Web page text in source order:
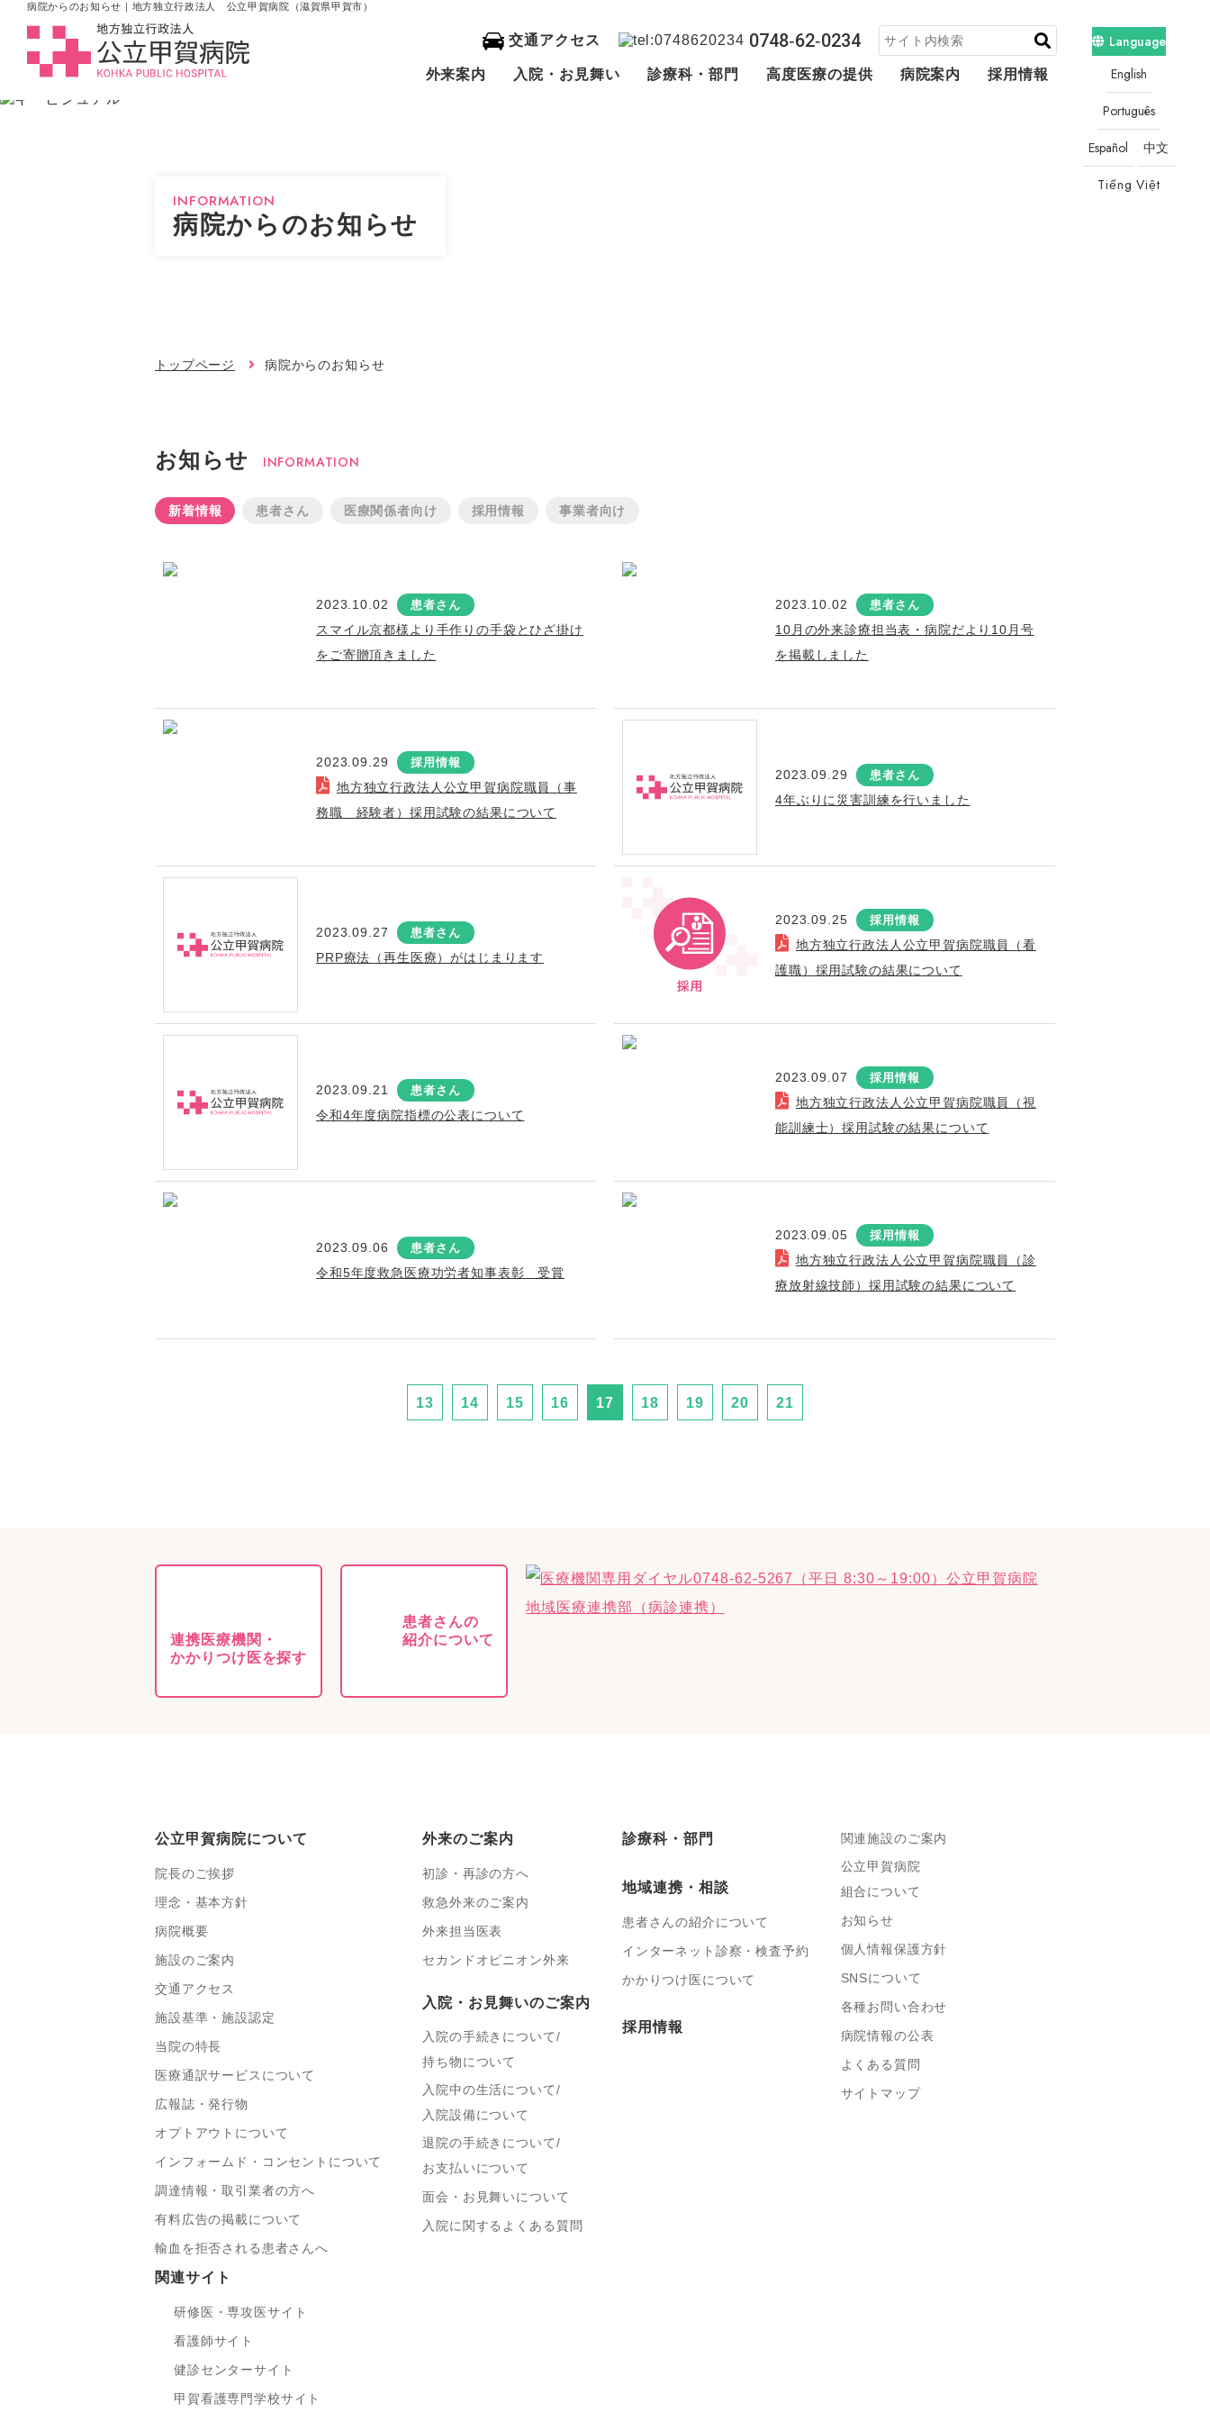
病院からのお知らせ｜地方独立行政法人 公立甲賀病院（滋賀県甲賀市）
交通アクセス 0748‐62‐0234
Language
English
Português
Español 中文
Tiếng Việt
外来案内 入院・お見舞い 診療科・部門 高度医療の提供 病院案内 採用情報 地域連携・相談
INFORMATION
病院からのお知らせ
トップページ 病院からのお知らせ
お知らせ INFORMATION
新着情報 患者さん 医療関係者向け 採用情報 事業者向け
2023.10.02 患者さん
スマイル京都様より手作りの手袋とひざ掛け
をご寄贈頂きました
2023.10.02 患者さん
10月の外来診療担当表・病院だより10月号
を掲載しました
2023.09.29 採用情報
地方独立行政法人公立甲賀病院職員（事
務職 経験者）採用試験の結果について
2023.09.29 患者さん
4年ぶりに災害訓練を行いました
2023.09.27 患者さん
PRP療法（再生医療）がはじまります
2023.09.25 採用情報
地方独立行政法人公立甲賀病院職員（看
護職）採用試験の結果について
2023.09.21 患者さん
令和4年度病院指標の公表について
2023.09.07 採用情報
地方独立行政法人公立甲賀病院職員（視
能訓練士）採用試験の結果について
2023.09.06 患者さん
令和5年度救急医療功労者知事表彰 受賞
2023.09.05 採用情報
地方独立行政法人公立甲賀病院職員（診
療放射線技師）採用試験の結果について
13 14 15 16 17 18 19 20 21
連携医療機関・
かかりつけ医を探す
患者さんの
紹介について
公立甲賀病院について
院長のご挨拶
理念・基本方針
病院概要
施設のご案内
交通アクセス
施設基準・施設認定
当院の特長
医療通訳サービスについて
広報誌・発行物
オプトアウトについて
インフォームド・コンセントについて
調達情報・取引業者の方へ
有料広告の掲載について
輸血を拒否される患者さんへ
外来のご案内
初診・再診の方へ
救急外来のご案内
外来担当医表
セカンドオピニオン外来
入院・お見舞いのご案内
入院の手続きについて/
持ち物について
入院中の生活について/
入院設備について
退院の手続きについて/
お支払いについて
面会・お見舞いについて
入院に関するよくある質問
診療科・部門
地域連携・相談
患者さんの紹介について
インターネット診察・検査予約
かかりつけ医について
採用情報
関連施設のご案内
公立甲賀病院
組合について
お知らせ
個人情報保護方針
SNSについて
各種お問い合わせ
病院情報の公表
よくある質問
サイトマップ
関連サイト
研修医・専攻医サイト
看護師サイト
健診センターサイト
甲賀看護専門学校サイト